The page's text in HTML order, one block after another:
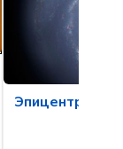
Эпицентр бури